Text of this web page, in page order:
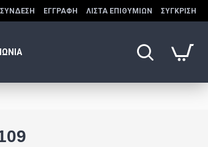
ΣΎΝΔΕΣΗ ΕΓΓΡΑΦΉ ΛΊΣΤΑ ΕΠΙΘΥΜΙΏΝ ΣΎΓΚΡΙΣΗ